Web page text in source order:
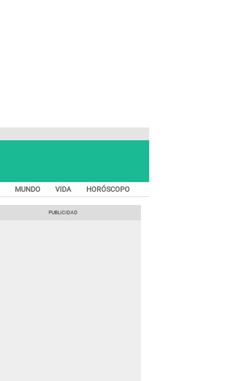
MUNDO VIDA HORÓSCOPO